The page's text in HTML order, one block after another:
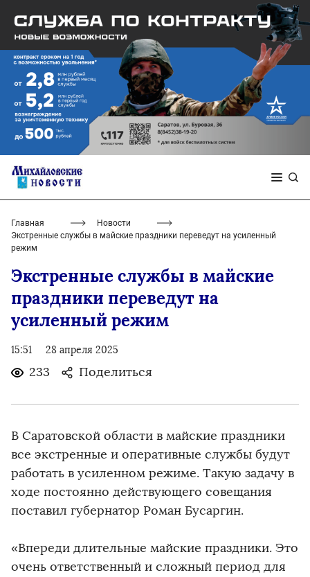
Главная
Новости
Экстренные службы в майские праздники переведут на усиленный
режим
Экстренные службы в майские
праздники переведут на
усиленный режим
15:51 28 апреля 2025
233 Поделиться
В Саратовской области в майские праздники
все экстренные и оперативные службы будут
работать в усиленном режиме. Такую задачу в
ходе постоянно действующего совещания
поставил губернатор Роман Бусаргин.
«Впереди длительные майские праздники. Это
очень ответственный и сложный период для